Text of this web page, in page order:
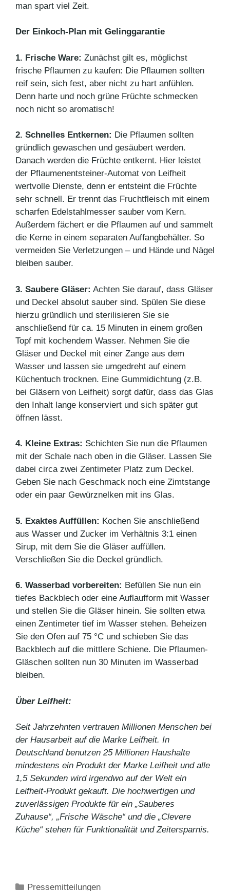
man spart viel Zeit.
Der Einkoch-Plan mit Gelinggarantie
1. Frische Ware: Zunächst gilt es, möglichst
frische Pflaumen zu kaufen: Die Pflaumen sollten
reif sein, sich fest, aber nicht zu hart anfühlen.
Denn harte und noch grüne Früchte schmecken
noch nicht so aromatisch!
2. Schnelles Entkernen: Die Pflaumen sollten
gründlich gewaschen und gesäubert werden.
Danach werden die Früchte entkernt. Hier leistet
der Pflaumenentsteiner-Automat von Leifheit
wertvolle Dienste, denn er entsteint die Früchte
sehr schnell. Er trennt das Fruchtfleisch mit einem
scharfen Edelstahlmesser sauber vom Kern.
Außerdem fächert er die Pflaumen auf und sammelt
die Kerne in einem separaten Auffangbehälter. So
vermeiden Sie Verletzungen – und Hände und Nägel
bleiben sauber.
3. Saubere Gläser: Achten Sie darauf, dass Gläser
und Deckel absolut sauber sind. Spülen Sie diese
hierzu gründlich und sterilisieren Sie sie
anschließend für ca. 15 Minuten in einem großen
Topf mit kochendem Wasser. Nehmen Sie die
Gläser und Deckel mit einer Zange aus dem
Wasser und lassen sie umgedreht auf einem
Küchentuch trocknen. Eine Gummidichtung (z.B.
bei Gläsern von Leifheit) sorgt dafür, dass das Glas
den Inhalt lange konserviert und sich später gut
öffnen lässt.
4. Kleine Extras: Schichten Sie nun die Pflaumen
mit der Schale nach oben in die Gläser. Lassen Sie
dabei circa zwei Zentimeter Platz zum Deckel.
Geben Sie nach Geschmack noch eine Zimtstange
oder ein paar Gewürznelken mit ins Glas.
5. Exaktes Auffüllen: Kochen Sie anschließend
aus Wasser und Zucker im Verhältnis 3:1 einen
Sirup, mit dem Sie die Gläser auffüllen.
Verschließen Sie die Deckel gründlich.
6. Wasserbad vorbereiten: Befüllen Sie nun ein
tiefes Backblech oder eine Auflaufform mit Wasser
und stellen Sie die Gläser hinein. Sie sollten etwa
einen Zentimeter tief im Wasser stehen. Beheizen
Sie den Ofen auf 75 °C und schieben Sie das
Backblech auf die mittlere Schiene. Die Pflaumen-
Gläschen sollten nun 30 Minuten im Wasserbad
bleiben.
Über Leifheit:
Seit Jahrzehnten vertrauen Millionen Menschen bei
der Hausarbeit auf die Marke Leifheit. In
Deutschland benutzen 25 Millionen Haushalte
mindestens ein Produkt der Marke Leifheit und alle
1,5 Sekunden wird irgendwo auf der Welt ein
Leifheit-Produkt gekauft. Die hochwertigen und
zuverlässigen Produkte für ein „Sauberes
Zuhause“, „Frische Wäsche“ und die „Clevere
Küche“ stehen für Funktionalität und Zeitersparnis.
Kategorien
Pressemitteilungen